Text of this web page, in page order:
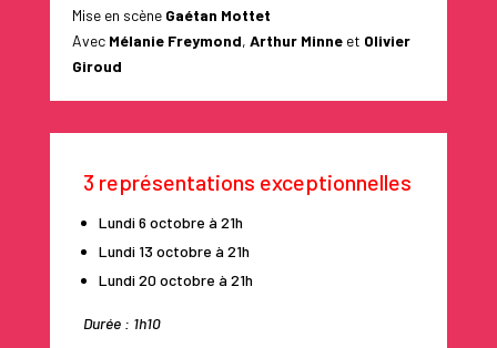
Mise en scène Gaétan Mottet
Avec Mélanie Freymond, Arthur Minneet Olivier
Giroud
3 représentations exceptionnelles
Lundi 6 octobre à 21h
Lundi 13 octobre à 21h
Lundi 20 octobre à 21h
Durée : 1h10